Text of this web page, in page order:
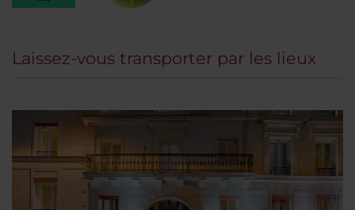
Laissez-vous transporter par les lieux